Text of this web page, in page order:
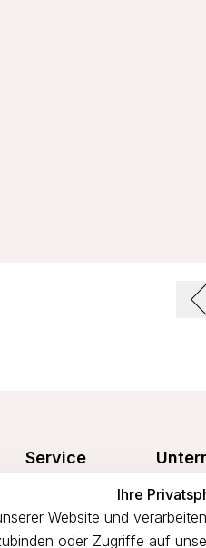
Ihre
Website und
oder Zugriffe auf
Service
Waschanleitung
Über